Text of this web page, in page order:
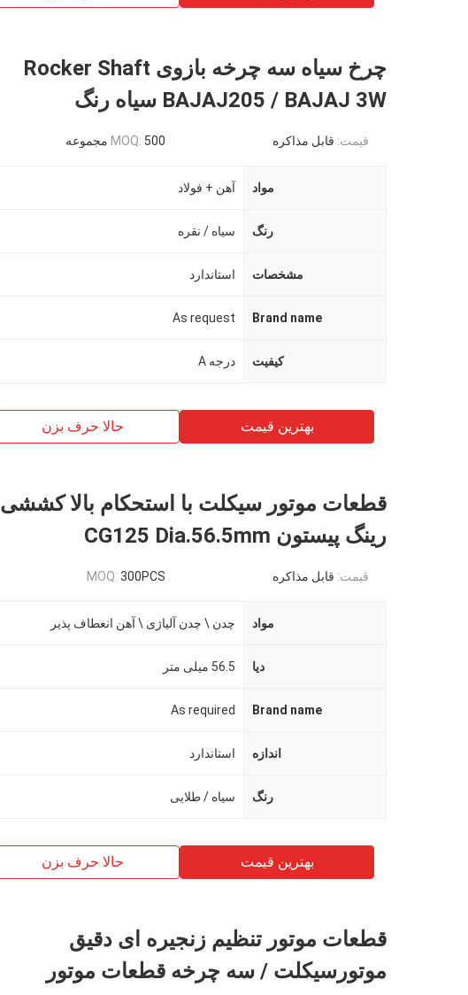
چرخ سیاه سه چرخه بازوی Rocker Shaft
BAJAJ205 / BAJAJ 3W سیاه رنگ
قیمت: قابل مذاکره MOQ: 500 مجموعه
مواد آهن + فولاد
رنگ سیاه / نقره
مشخصات استاندارد
Brand name
As request
کیفیت درجه A
بهترین قیمت حالا حرف بزن
قطعات موتور سیکلت با استحکام بالا کششی
رینگ پیستون CG125 Dia.56.5mm
قیمت: قابل مذاکره MOQ: 300PCS
مواد چدن \ چدن آلیاژی \ آهن انعطاف پذیر
دیا 56.5 میلی متر
Brand name
As required
اندازه استاندارد
رنگ سیاه / طلایی
بهترین قیمت حالا حرف بزن
قطعات موتور تنظیم زنجیره ای دقیق
موتورسیکلت / سه چرخه قطعات موتور